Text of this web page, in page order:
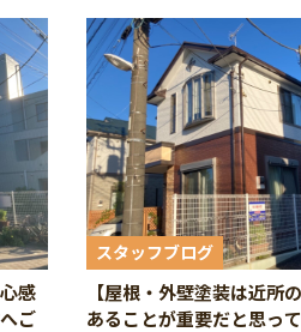
感
ご
スタッフブログ
【屋根・外壁塗装は近所
あることが重要だと思っ